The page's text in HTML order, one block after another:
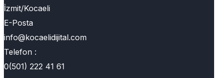
İzmit/Kocaeli
E-Posta
info@kocaelidijital.com
Telefon :
0(501) 222 41 61